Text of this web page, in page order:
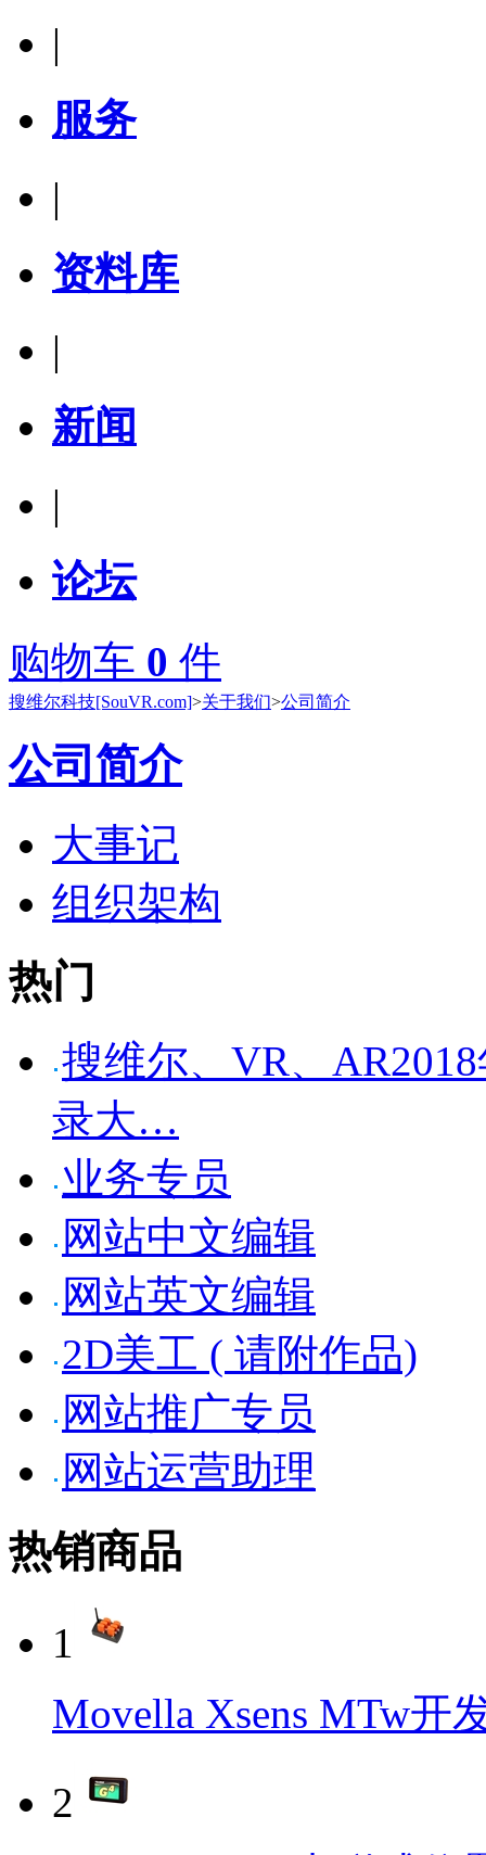
|
服务
|
资料库
|
新闻
|
论坛
购物车 0 件
搜维尔科技[SouVR.com]>关于我们>公司简介
公司简介
大事记
组织架构
热门
搜维尔、VR、
录大…
业务专员
网站中文编辑
网站英文编辑
2D美工 ( 请附作品)
网站推广专员
网站运营助理
热销商品
1
Movella Xsens MTw开
2